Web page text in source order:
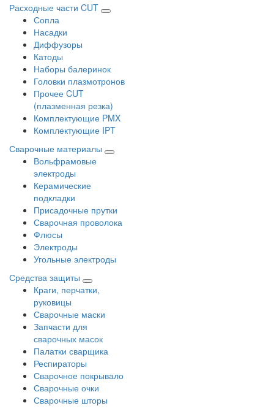
Расходные части CUT
Сопла
Насадки
Диффузоры
Катоды
Наборы балеринок
Головки плазмотронов
Прочее CUT
(плазменная резка)
Комплектующие PMX
Комплектующие IPT
Сварочные материалы
Вольфрамовые
электроды
Керамические
подкладки
Присадочные прутки
Сварочная проволока
Флюсы
Электроды
Угольные электроды
Средства защиты
Краги, перчатки,
руковицы
Сварочные маски
Запчасти для
сварочных масок
Палатки сварщика
Респираторы
Сварочное покрывало
Сварочные очки
Сварочные шторы